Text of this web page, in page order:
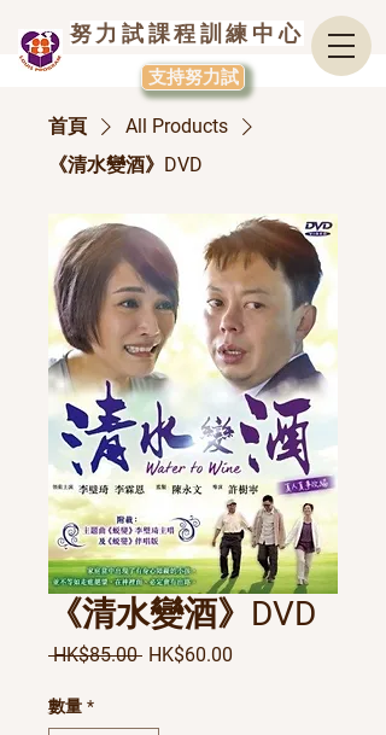
支持努力試
努力試課程訓練中心
首頁
All Products
《清水變酒》DVD
《清水變酒》DVD
HK$85.00 一般價格
HK$60.00
數量 *